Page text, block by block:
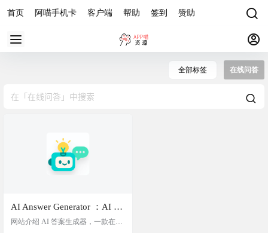
首页 阿喵手机卡 客户端 帮助 签到 赞助
全部标签 在线问答
AI Answer Generator ：AI 答
案生成器，在线问答，免费
网站介绍 AI 答案生成器，一款在线